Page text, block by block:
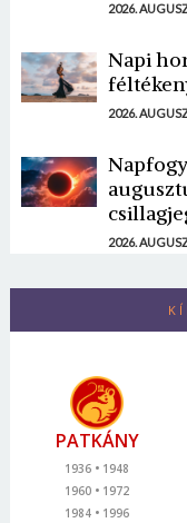
2026.
Napi
2026.
2026.
PATKÁNY
1936
1948
1960
1972
1984
1996